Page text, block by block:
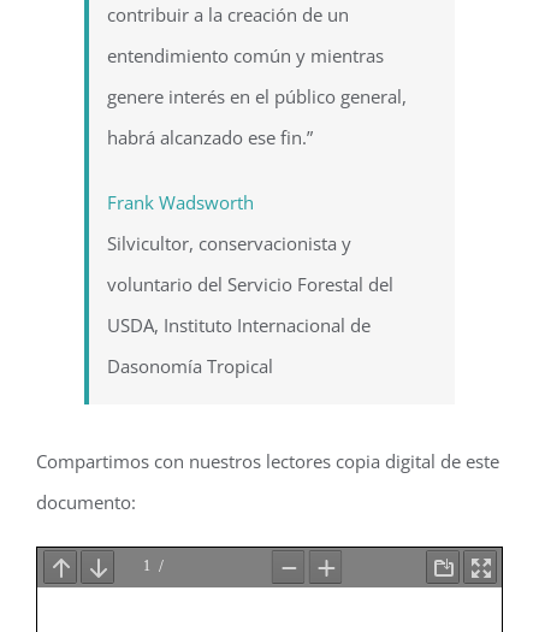
contribuir a la creación de un
entendimiento común y mientras
genere interés en el público general,
habrá alcanzado ese fin.”
Frank Wadsworth
Silvicultor, conservacionista y
voluntario del Servicio Forestal del
USDA, Instituto Internacional de
Dasonomía Tropical
Compartimos con nuestros lectores copia digital de este
documento: